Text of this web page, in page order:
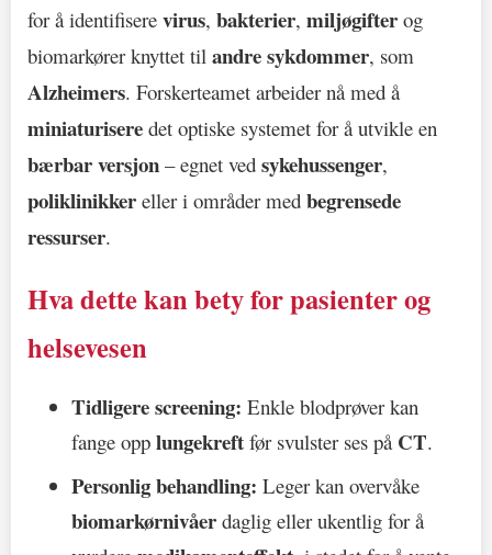
for å identifisere virus, bakterier, miljøgifter og
biomarkører knyttet til andre sykdommer, som
Alzheimers. Forskerteamet arbeider nå med å
miniaturisere det optiske systemet for å utvikle en
bærbar versjon – egnet ved sykehussenger,
poliklinikker eller i områder med begrensede
ressurser.
Hva dette kan bety for pasienter og
helsevesen
Tidligere screening: Enkle blodprøver kan
fange opp lungekreft før svulster ses på CT.
Personlig behandling: Leger kan overvåke
biomarkørnivåer daglig eller ukentlig for å